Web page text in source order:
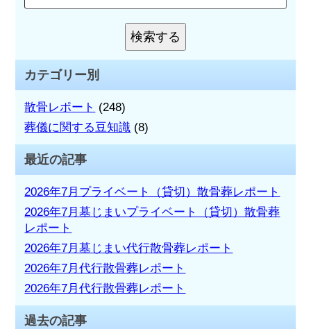
ー
ョ
ン
ー
索:
検索する
検
カテゴリー別
散骨レポート (248)
葬儀に関する豆知識 (8)
最近の記事
2026年7月プライベート（貸切）散骨葬レポート
2026年7月墓じまいプライベート（貸切）散骨葬
レポート
2026年7月墓じまい代行散骨葬レポート
2026年7月代行散骨葬レポート
2026年7月代行散骨葬レポート
過去の記事